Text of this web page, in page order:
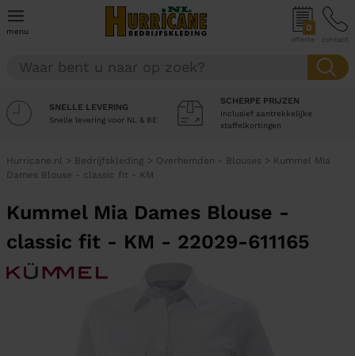
menu 0
offerte contact
SNELLE LEVERING
Snelle levering voor NL & BE
SCHERPE PRIJZEN
Inclusief aantrekkelijke
staffelkortingen
Hurricane.nl > Bedrijfskleding > Overhemden - Blouses > Kummel Mia
Dames Blouse - classic fit - KM
Kummel Mia Dames Blouse -
classic fit - KM - 22029-611165